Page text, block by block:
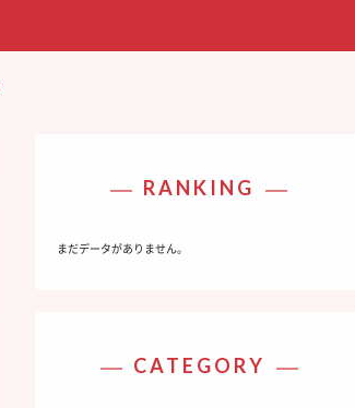
RANKING
まだデータがありません。
CATEGORY